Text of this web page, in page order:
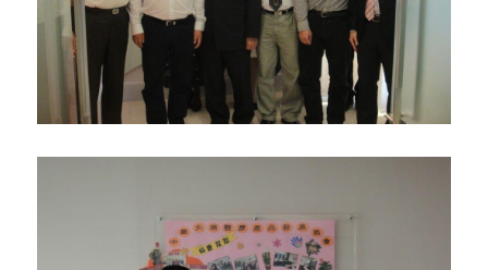
骨科產品
外科產品
血球細胞分離機